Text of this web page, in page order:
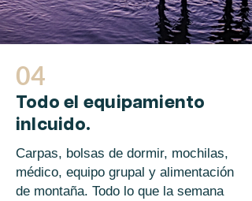
04
Todo el equipamiento
inlcuido.
Carpas, bolsas de dormir, mochilas,
médico, equipo grupal y alimentación
de montaña. Todo lo que la semana